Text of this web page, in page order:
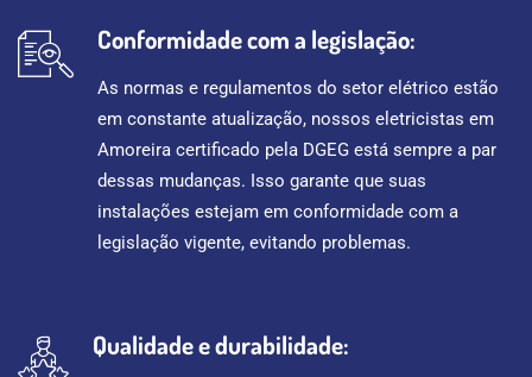
Conformidade com a legislação:
As normas e regulamentos do setor elétrico estão
em constante atualização, nossos eletricistas em
Amoreira certificado pela DGEG está sempre a par
dessas mudanças. Isso garante que suas
instalações estejam em conformidade com a
legislação vigente, evitando problemas.
Qualidade e durabilidade: